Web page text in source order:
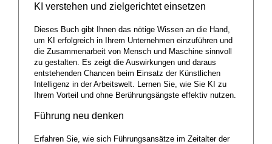
KI verstehen und zielgerichtet einsetzen
Dieses Buch gibt Ihnen das nötige Wissen an die Hand,
um KI erfolgreich in Ihrem Unternehmen einzuführen und
die Zusammenarbeit von Mensch und Maschine sinnvoll
zu gestalten. Es zeigt die Auswirkungen und daraus
entstehenden Chancen beim Einsatz der Künstlichen
Intelligenz in der Arbeitswelt. Lernen Sie, wie Sie KI zu
Ihrem Vorteil und ohne Berührungsängste effektiv nutzen.
Führung neu denken
Erfahren Sie, wie sich Führungsansätze im Zeitalter der